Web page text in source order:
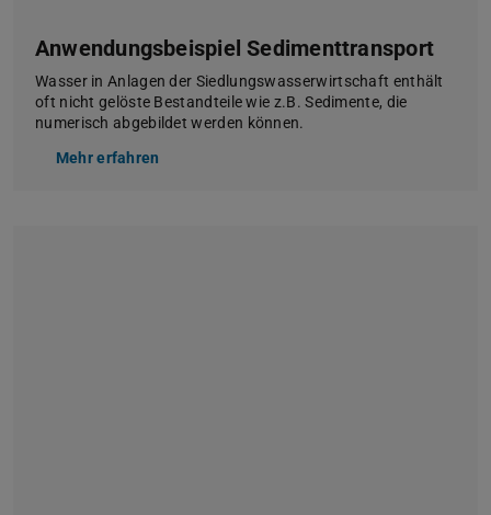
Anwendungsbeispiel Sedimenttransport
Wasser in Anlagen der Siedlungswasserwirtschaft enthält
oft nicht gelöste Bestandteile wie z.B. Sedimente, die
numerisch abgebildet werden können.
Mehr erfahren